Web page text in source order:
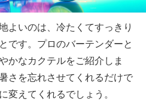
よいのは、冷たくてすっきり
です。プロのバーテンダーと
かなカクテルをご紹介しま
さを忘れさせてくれるだけで
変えてくれるでしょう。